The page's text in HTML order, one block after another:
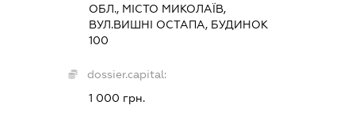
ОБЛ., МІСТО МИКОЛАЇВ,
ВУЛ.ВИШНІ ОСТАПА, БУДИНОК
100
dossier.capital:
1 000 грн.